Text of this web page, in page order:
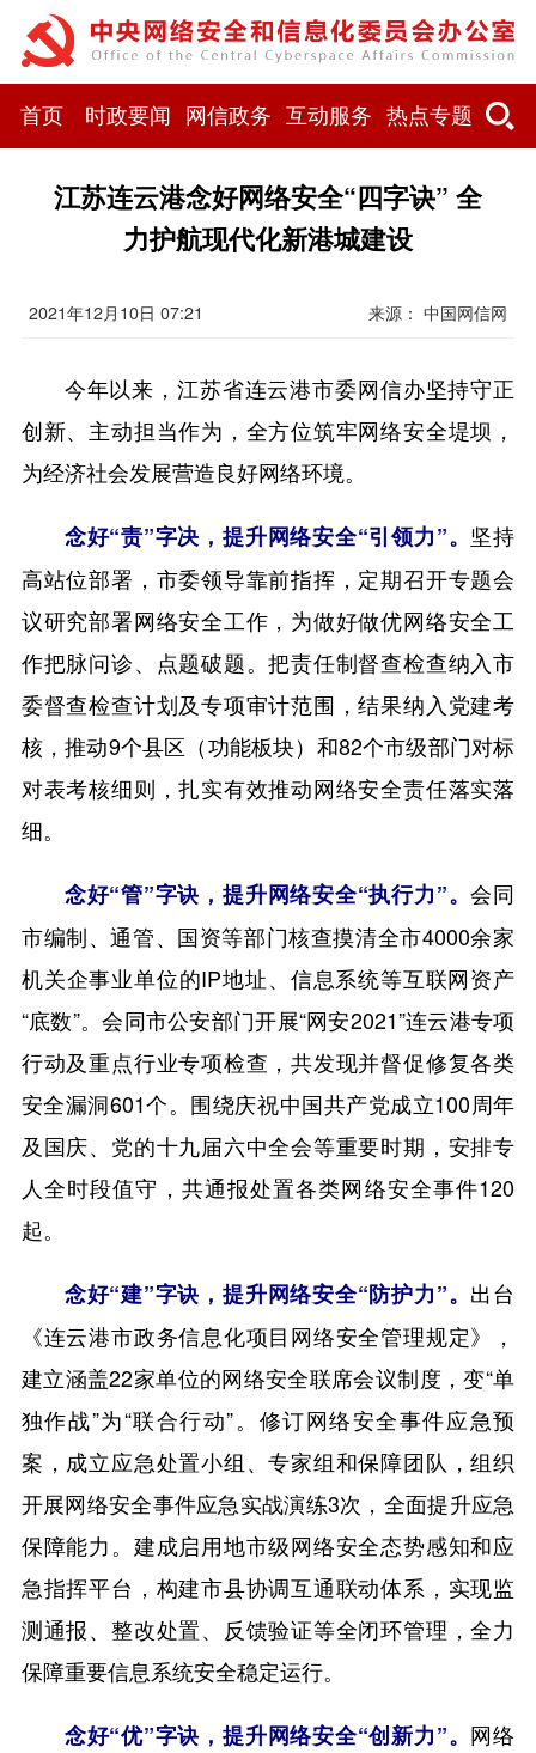
首页 时政要闻 网信政务 互动服务 热点专题
江苏连云港念好网络安全“四字诀” 全
力护航现代化新港城建设
2021年12月10日 07:21 来源： 中国网信网
今年以来，江苏省连云港市委网信办坚持守正
创新、主动担当作为，全方位筑牢网络安全堤坝，
为经济社会发展营造良好网络环境。
念好“责”字决，提升网络安全“引领力”。 坚持
高站位部署，市委领导靠前指挥，定期召开专题会
议研究部署网络安全工作，为做好做优网络安全工
作把脉问诊、点题破题。把责任制督查检查纳入市
委督查检查计划及专项审计范围，结果纳入党建考
核，推动9个县区（功能板块）和82个市级部门对标
对表考核细则，扎实有效推动网络安全责任落实落
细。
念好“管”字诀，提升网络安全“执行力”。会同
市编制、通管、国资等部门核查摸清全市4000余家
机关企事业单位的IP地址、信息系统等互联网资产
“底数”。会同市公安部门开展“网安2021”连云港专项
行动及重点行业专项检查，共发现并督促修复各类
安全漏洞601个。围绕庆祝中国共产党成立100周年
及国庆、党的十九届六中全会等重要时期，安排专
人全时段值守，共通报处置各类网络安全事件120
起。
念好“建”字诀，提升网络安全“防护力”。 出台
《连云港市政务信息化项目网络安全管理规定》，
建立涵盖22家单位的网络安全联席会议制度，变“单
独作战”为“联合行动”。修订网络安全事件应急预
案，成立应急处置小组、专家组和保障团队，组织
开展网络安全事件应急实战演练3次，全面提升应急
保障能力。建成启用地市级网络安全态势感知和应
急指挥平台，构建市县协调互通联动体系，实现监
测通报、整改处置、反馈验证等全闭环管理，全力
保障重要信息系统安全稳定运行。
念好“优”字诀，提升网络安全“创新力”。 网络